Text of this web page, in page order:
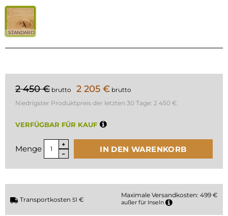
STANDARD
2 450 € brutto 2 205 € brutto
Niedrigster Produktpreis der letzten 30 Tage: 2 450 €
VERFÜGBAR FÜR KAUF
Menge IN DEN WARENKORB
Transportkosten 51 €
Maximale Versandkosten: 499 €
außer für Inseln